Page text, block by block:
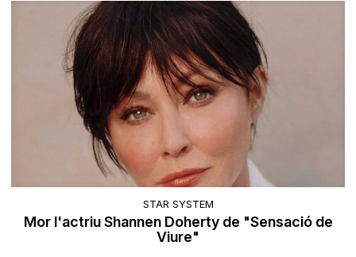
STAR SYSTEM
Mor l'actriu Shannen Doherty de "Sensació de
Viure"